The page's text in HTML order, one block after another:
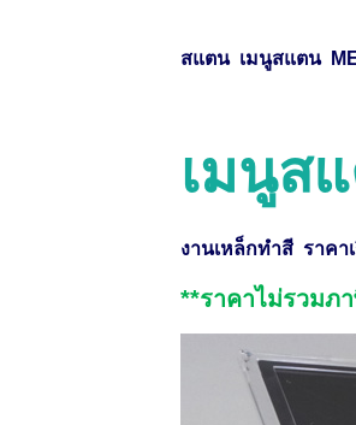
สแตน เมนูสแตน
เมนูส
งานเหล็กทำสี ราคา
**ราคาไม่รวม